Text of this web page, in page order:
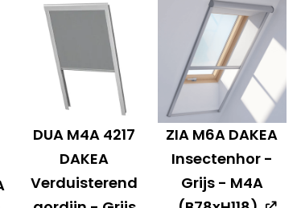
DUA M4A 4217
DAKEA
Verduisterend
ZIA M6A DAKEA
Insectenhor -
Grijs - M4A